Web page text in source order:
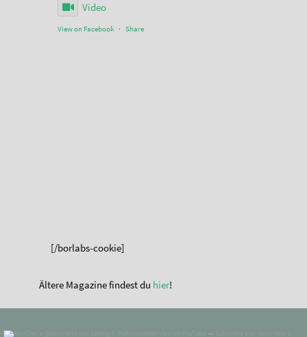
Video
View on Facebook · Share
[/borlabs-cookie]
Ältere Magazine findest du hier!